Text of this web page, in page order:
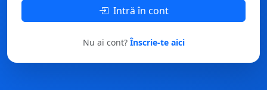
Intră în cont
Nu ai cont? Înscrie-te aici